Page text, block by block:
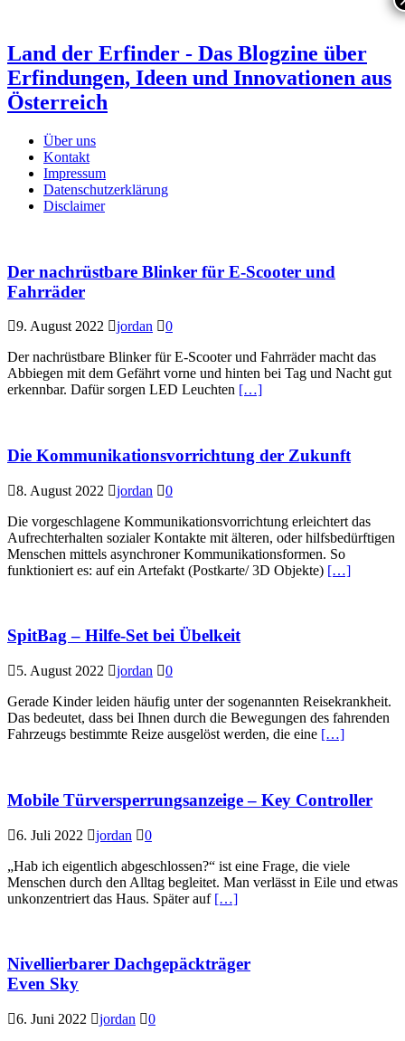
Land der Erfinder - Das Blogzine über
Erfindungen, Ideen und Innovationen aus
Österreich
Über uns
Kontakt
Impressum
Datenschutzerklärung
Disclaimer
Der nachrüstbare Blinker für E-Scooter und
Fahrräder
9. August 2022 jordan
0
Der nachrüstbare Blinker für E-Scooter und Fahrräder macht das
Abbiegen mit dem Gefährt vorne und hinten bei Tag und Nacht gut
erkennbar. Dafür sorgen LED Leuchten […]
Die Kommunikationsvorrichtung der Zukunft
8. August 2022 jordan
0
Die vorgeschlagene Kommunikationsvorrichtung erleichtert das
Aufrechterhalten sozialer Kontakte mit älteren, oder hilfsbedürftigen
Menschen mittels asynchroner Kommunikationsformen. So
funktioniert es: auf ein Artefakt (Postkarte/ 3D Objekte) […]
SpitBag – Hilfe-Set bei Übelkeit
5. August 2022 jordan
0
Gerade Kinder leiden häufig unter der sogenannten Reisekrankheit.
Das bedeutet, dass bei Ihnen durch die Bewegungen des fahrenden
Fahrzeugs bestimmte Reize ausgelöst werden, die eine […]
Mobile Türversperrungsanzeige – Key Controller
6. Juli 2022 jordan
0
„Hab ich eigentlich abgeschlossen?“ ist eine Frage, die viele
Menschen durch den Alltag begleitet. Man verlässt in Eile und etwas
unkonzentriert das Haus. Später auf […]
Nivellierbarer Dachgepäckträger
Even Sky
6. Juni 2022 jordan
0